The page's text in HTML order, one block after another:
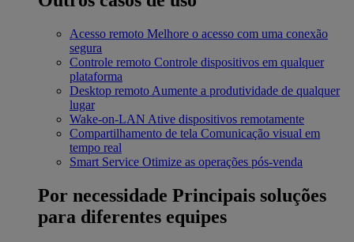
Acesso remoto Melhore o acesso com uma conexão
segura
Controle remoto Controle dispositivos em qualquer
plataforma
Desktop remoto Aumente a produtividade de qualquer
lugar
Wake-on-LAN Ative dispositivos remotamente
Compartilhamento de tela Comunicação visual em
tempo real
Smart Service Otimize as operações pós-venda
Por necessidade Principais soluções
para diferentes equipes